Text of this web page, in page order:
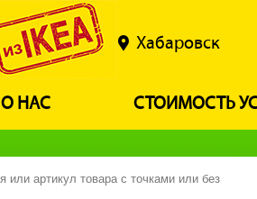
Хабаровск
О НАС СТОИМОСТЬ